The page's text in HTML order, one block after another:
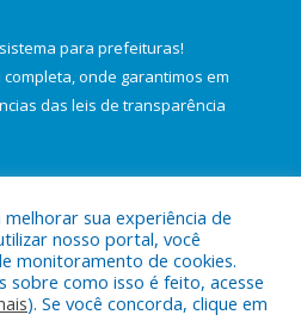
sistema para prefeituras!
completa, onde garantimos em
das leis de transparência
a Câmara Municipal de Salvaterra.
sua experiência de
nosso portal, você
monitoramento de cookies.
sobre como isso é feito, acesse
). Se você concorda, clique em